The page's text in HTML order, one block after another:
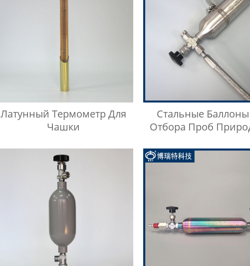
Латунный Термометр Для
Чашки
Стальные
Отбора Проб